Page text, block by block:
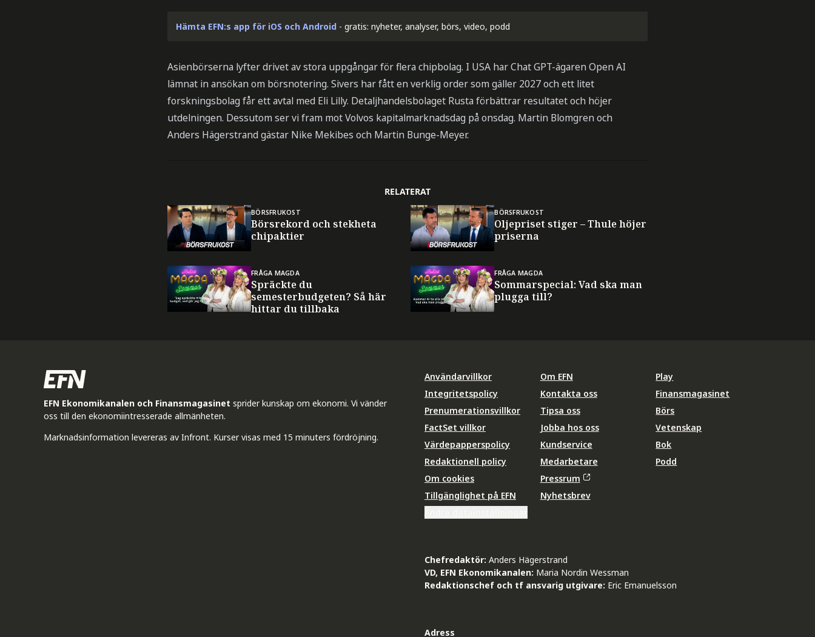
Hämta EFN:s app för iOS och Android - gratis: nyheter, analyser, börs, video, podd
Asienbörserna lyfter drivet av stora uppgångar för flera chipbolag. I USA har Chat GPT-ägaren Open AI
lämnat in ansökan om börsnotering. Sivers har fått en verklig order som gäller 2027 och ett litet
forskningsbolag får ett avtal med Eli Lilly. Detaljhandelsbolaget Rusta förbättrar resultatet och höjer
utdelningen. Dessutom ser vi fram mot Volvos kapitalmarknadsdag på onsdag. Martin Blomgren och
Anders Hägerstrand gästar Nike Mekibes och Martin Bunge-Meyer.
RELATERAT
BÖRSFRUKOST
Börsrekord och stekheta
chipaktier
BÖRSFRUKOST
Oljepriset stiger – Thule höjer
priserna
FRÅGA MAGDA
Spräckte du
semesterbudgeten? Så här
hittar du tillbaka
FRÅGA MAGDA
Sommarspecial: Vad ska man
plugga till?
EFN Ekonomikanalen och Finansmagasinet sprider kunskap om ekonomi. Vi vänder
oss till den ekonomiintresserade allmänheten.
Marknadsinformation levereras av Infront. Kurser visas med 15 minuters fördröjning.
Användarvillkor
Integritetspolicy
Prenumerationsvillkor
FactSet villkor
Värdepapperspolicy
Redaktionell policy
Om cookies
Tillgänglighet på EFN
Om EFN
Kontakta oss
Tipsa oss
Jobba hos oss
Kundservice
Medarbetare
Pressrum
Nyhetsbrev
Play
Finansmagasinet
Börs
Vetenskap
Bok
Podd
Chefredaktör: Anders Hägerstrand
VD, EFN Ekonomikanalen: Maria Nordin Wessman
Redaktionschef och tf ansvarig utgivare: Eric Emanuelsson
Adress